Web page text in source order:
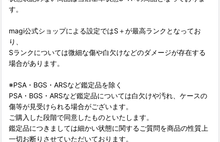
す。
magi公式ショップによる設定ではS＋が最高ランクとなってお
り、
Sランクについては微細な傷や白欠けなどのダメージが存在する
場合があります。
※PSA・BGS・ARSなど鑑定品を除く
PSA・BGS・ARSなど鑑定品については白欠けや汚れ、ケースの
傷等が見受けられる場合がございます。
ご購入した段階で同意したものといたします。
鑑定品につきましては細かい状態に関するご質問を商品の性質上
一切お断りさせていただいております。